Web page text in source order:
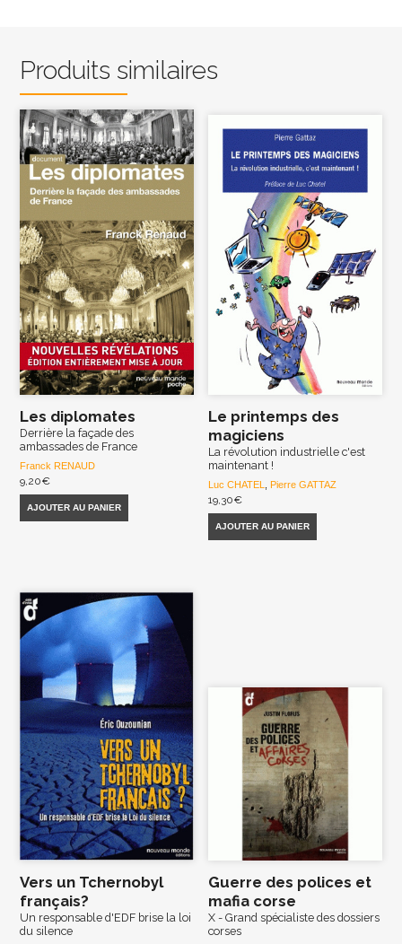
Produits similaires
Les diplomates
Derrière la façade des
ambassades de France
Franck RENAUD
9,20€
AJOUTER AU PANIER
Le printemps des
magiciens
La révolution industrielle c'est
maintenant !
Luc CHATEL, Pierre GATTAZ
19,30€
AJOUTER AU PANIER
Vers un Tchernobyl
français?
Un responsable d'EDF brise la loi
du silence
Guerre des polices et
mafia corse
X - Grand spécialiste des dossiers
corses